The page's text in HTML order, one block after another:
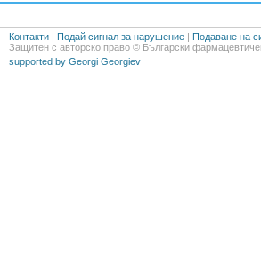
Контакти | Подай сигнал за нарушение | Подаване на
Защитен с авторско право © Български
supported by Georgi Georgiev